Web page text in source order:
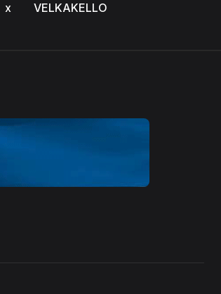
x
VELKAKELLO